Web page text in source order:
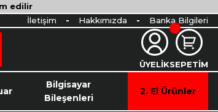
edilir
İletişim Hakkımızda Banka Bilgileri
ÜYELİKSEPETİM
Bilgisayar
Bileşenleri
2. El Ürünler